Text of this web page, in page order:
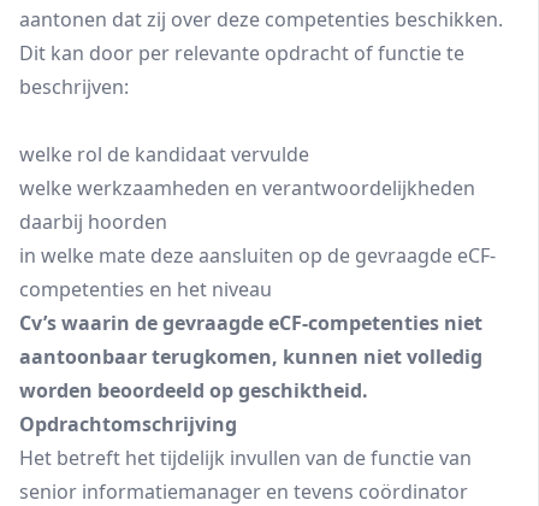
aantonen dat zij over deze competenties beschikken.
Dit kan door per relevante opdracht of functie te
beschrijven:
welke rol de kandidaat vervulde
welke werkzaamheden en verantwoordelijkheden
daarbij hoorden
in welke mate deze aansluiten op de gevraagde eCF-
competenties en het niveau
Cv’s waarin de gevraagde eCF-competenties niet
aantoonbaar terugkomen, kunnen niet volledig
worden beoordeeld op geschiktheid.
Opdrachtomschrijving
Het betreft het tijdelijk invullen van de functie van
senior informatiemanager en tevens coördinator